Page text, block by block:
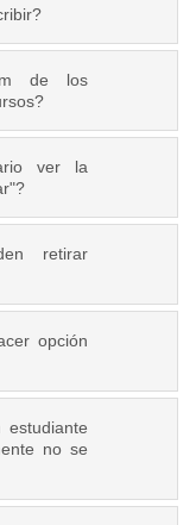
de los
ver la
retirar
opción
no se